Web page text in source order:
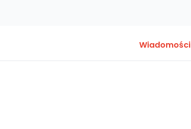
Wiadomości